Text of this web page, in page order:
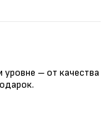
– от качества